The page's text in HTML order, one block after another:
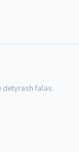
detyrash falas.